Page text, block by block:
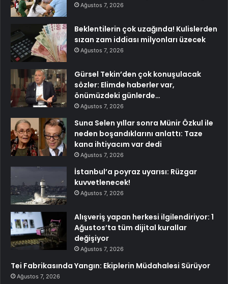
Ağustos 7, 2026
Beklentilerin çok uzağında! Kulislerden
sızan zam iddiası milyonları üzecek
Ağustos 7, 2026
Gürsel Tekin’den çok konuşulacak
sözler: Elimde haberler var,
önümüzdeki günlerde…
Ağustos 7, 2026
Suna Selen yıllar sonra Münir Özkul ile
neden boşandıklarını anlattı: Taze
kana ihtiyacım var dedi
Ağustos 7, 2026
İstanbul’a poyraz uyarısı: Rüzgar
kuvvetlenecek!
Ağustos 7, 2026
Alışveriş yapan herkesi ilgilendiriyor: 1
Ağustos’ta tüm dijital kurallar
değişiyor
Ağustos 7, 2026
Tei Fabrikasında Yangın: Ekiplerin Müdahalesi Sürüyor
Ağustos 7, 2026